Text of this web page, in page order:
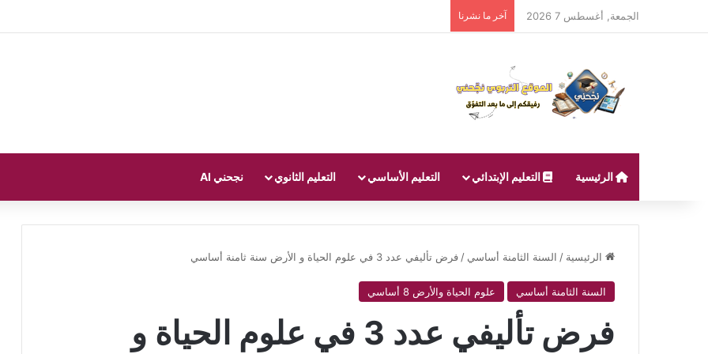
الجمعة, أغسطس 7 2026 آخر ما نشرنا
الرئيسية التعليم الإبتدائي التعليم الأساسي التعليم الثانوي نجحني AI
الرئيسية / السنة الثامنة أساسي / فرض تأليفي عدد 3 في علوم الحياة و الأرض سنة ثامنة أساسي
السنة الثامنة أساسي علوم الحياة والأرض 8 أساسي
فرض تأليفي عدد 3 في علوم الحياة و